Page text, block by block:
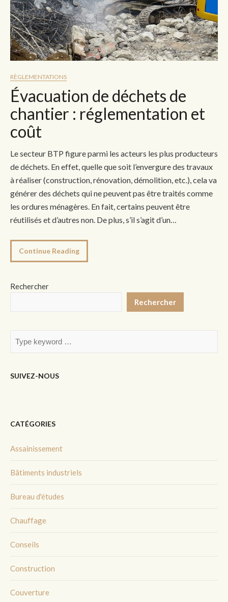
RÈGLEMENTATIONS
Évacuation de déchets de
chantier : réglementation et
coût
Le secteur BTP figure parmi les acteurs les plus producteurs
de déchets. En effet, quelle que soit l’envergure des travaux
à réaliser (construction, rénovation, démolition, etc.), cela va
générer des déchets qui ne peuvent pas être traités comme
les ordures ménagères. En fait, certains peuvent être
réutilisés et d’autres non. De plus, s’il s’agit d’un…
Continue Reading
Rechercher
Rechercher
SUIVEZ-NOUS
CATÉGORIES
Assainissement
Bâtiments industriels
Bureau d'études
Chauffage
Conseils
Construction
Couverture